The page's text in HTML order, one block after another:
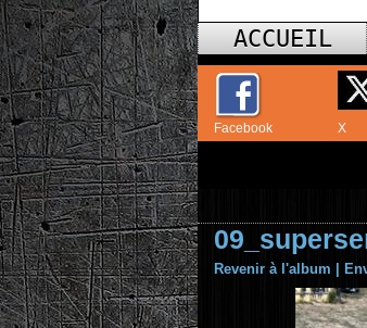
ACCUEIL
Facebook X
Revenir à l'album